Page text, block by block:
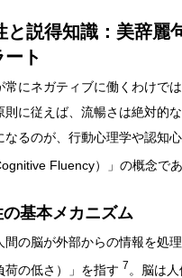
と説得知識：美辞麗
ト
常にネガティブに働くわけで
則に従えば、流暢さは絶対的
なるのが、行動心理学や認知
Fluency）」の概念で
基本メカニズム
間の脳が外部からの情報を処
荷の低さ）」を指す 7 。脳は